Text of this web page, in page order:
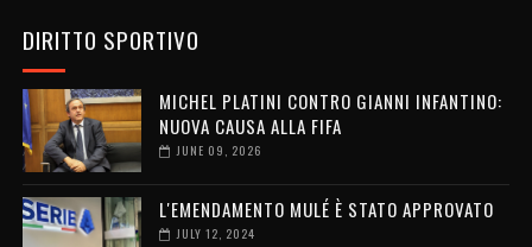
DIRITTO SPORTIVO
MICHEL PLATINI CONTRO GIANNI INFANTINO:
NUOVA CAUSA ALLA FIFA
JUNE 09, 2026
L'EMENDAMENTO MULÉ È STATO APPROVATO
JULY 12, 2024